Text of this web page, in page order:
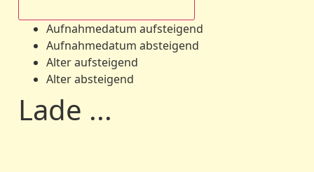
Aufnahmedatum aufsteigend
Aufnahmedatum absteigend
Alter aufsteigend
Alter absteigend
Lade ...